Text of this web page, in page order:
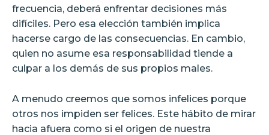
frecuencia, deberá enfrentar decisiones más
difíciles. Pero esa elección también implica
hacerse cargo de las consecuencias. En cambio,
quien no asume esa responsabilidad tiende a
culpar a los demás de sus propios males.
A menudo creemos que somos infelices porque
otros nos impiden ser felices. Este hábito de mirar
hacia afuera como si el origen de nuestra